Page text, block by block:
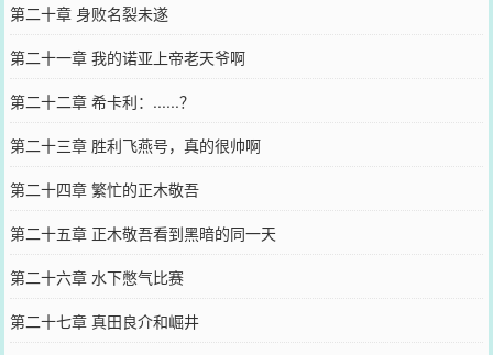
第二十章 身败名裂未遂
第二十一章 我的诺亚上帝老天爷啊
第二十二章 希卡利：......？
第二十三章 胜利飞燕号，真的很帅啊
第二十四章 繁忙的正木敬吾
第二十五章 正木敬吾看到黑暗的同一天
第二十六章 水下憋气比赛
第二十七章 真田良介和崛井